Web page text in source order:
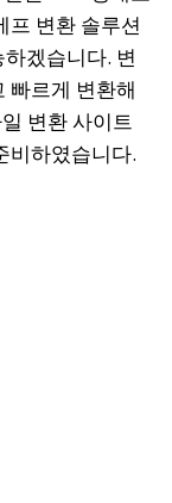
프 변환 솔루션
겠습니다. 변
빠르게 변환해
변환 사이트
비하였습니다.